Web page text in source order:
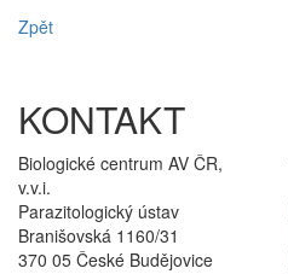
Zpět
KONTAKT
Biologické centrum AV ČR,
v.v.i.
Parazitologický ústav
Branišovská 1160/31
370 05 České Budějovice